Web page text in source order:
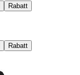
Rabatt
Rabatt